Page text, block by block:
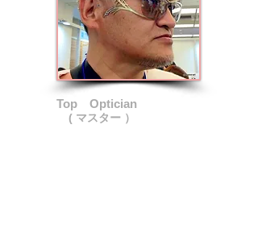
Top Optician
( マスター ）